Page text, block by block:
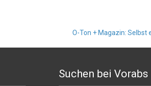
O-Ton + Magazin:
Suchen bei Vorabs